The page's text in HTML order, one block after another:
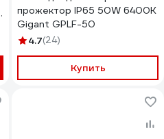
прожектор IP65 50W 6400K
Gigant GPLF-50
4.7(24)
Купить